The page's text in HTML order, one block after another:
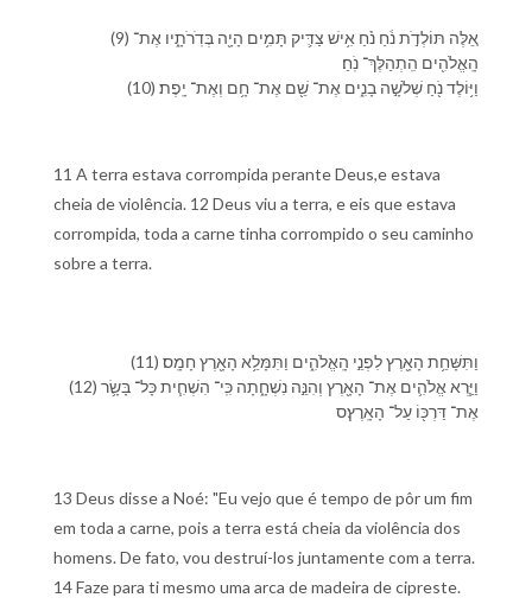
(9) אֵ֚לֶּה תּוֹלְדֹ֣ת נֹ֔חַ נֹ֗חַ אִ֥ישׁ צַדִּ֛יק תָּמִ֥ים הָיָ֖ה בְּ⁠דֹֽרֹתָ֑י⁠ו אֶת־
הָֽ⁠אֱלֹהִ֖ים הִֽתְהַלֶּךְ־ נֹֽחַ׃
(10) וַ⁠יּ֥וֹלֶד נֹ֖חַ שְׁלֹשָׁ֣ה בָנִ֑ים אֶת־ שֵׁ֖ם אֶת־ חָ֥ם וְ⁠אֶת־ יָֽפֶת׃
11 A terra estava corrompida perante Deus,e estava
cheia de violência. 12 Deus viu a terra, e eis que estava
corrompida, toda a carne tinha corrompido o seu caminho
sobre a terra.
(11) וַ⁠תִּשָּׁחֵ֥ת הָ⁠אָ֖רֶץ לִ⁠פְנֵ֣י הָֽ⁠אֱלֹהִ֑ים וַ⁠תִּמָּלֵ֥א הָ⁠אָ֖רֶץ חָמָֽס׃
(12) וַ⁠יַּ֧רְא אֱלֹהִ֛ים אֶת־ הָ⁠אָ֖רֶץ וְ⁠הִנֵּ֣ה נִשְׁחָ֑תָה כִּֽי־ הִשְׁחִ֧ית כָּל־ בָּשָׂ֛ר
אֶת־ דַּרְכּ֖⁠וֹ עַל־ הָ⁠אָֽרֶץ׃ס
13 Deus disse a Noé: "Eu vejo que é tempo de pôr um fim
em toda a carne, pois a terra está cheia da violência dos
homens. De fato, vou destruí-los juntamente com a terra.
14 Faze para ti mesmo uma arca de madeira de cipreste.